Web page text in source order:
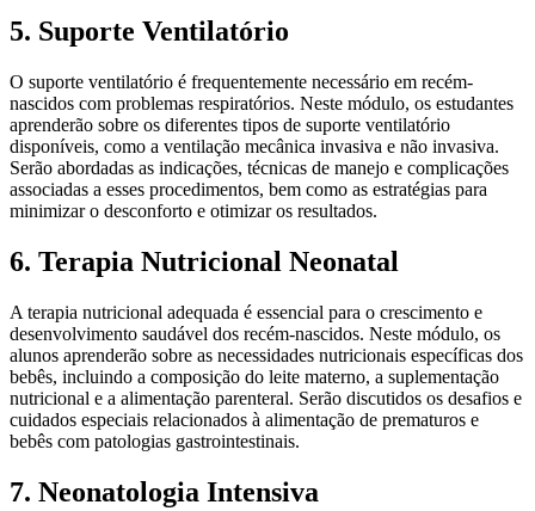
5. Suporte Ventilatório
O suporte ventilatório é frequentemente necessário em recém-
nascidos com problemas respiratórios. Neste módulo, os estudantes
aprenderão sobre os diferentes tipos de suporte ventilatório
disponíveis, como a ventilação mecânica invasiva e não invasiva.
Serão abordadas as indicações, técnicas de manejo e complicações
associadas a esses procedimentos, bem como as estratégias para
minimizar o desconforto e otimizar os resultados.
6. Terapia Nutricional Neonatal
A terapia nutricional adequada é essencial para o crescimento e
desenvolvimento saudável dos recém-nascidos. Neste módulo, os
alunos aprenderão sobre as necessidades nutricionais específicas dos
bebês, incluindo a composição do leite materno, a suplementação
nutricional e a alimentação parenteral. Serão discutidos os desafios e
cuidados especiais relacionados à alimentação de prematuros e
bebês com patologias gastrointestinais.
7. Neonatologia Intensiva